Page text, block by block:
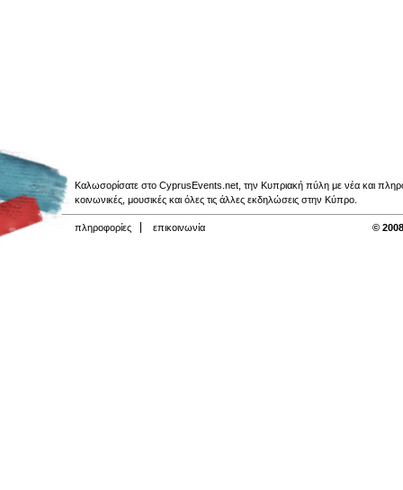
Καλωσορίσατε στο CyprusEvents.net, την Κυπριακή πύλη με νέα και
κοινωνικές, μουσικές και όλες τις άλλες εκδηλώσεις στην Κύπρο.
πληροφορίες επικοινωνία ©